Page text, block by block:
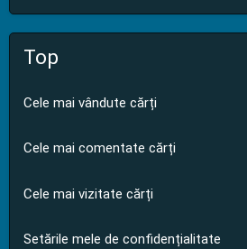
Top
Cele mai vândute cărți
Cele mai comentate cărți
Cele mai vizitate cărți
Setările mele de confidențialitate